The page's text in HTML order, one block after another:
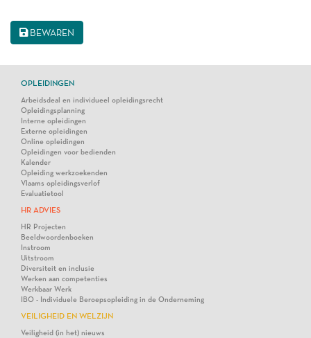
BEWAREN
OPLEIDINGEN
Arbeidsdeal en individueel opleidingsrecht
Opleidingsplanning
Interne opleidingen
Externe opleidingen
Online opleidingen
Opleidingen voor bedienden
Kalender
Opleiding werkzoekenden
Vlaams opleidingsverlof
Evaluatietool
HR ADVIES
HR Projecten
Beeldwoordenboeken
Instroom
Uitstroom
Diversiteit en inclusie
Werken aan competenties
Werkbaar Werk
IBO - Individuele Beroepsopleiding in de Onderneming
VEILIGHEID EN WELZIJN
Veiligheid (in het) nieuws